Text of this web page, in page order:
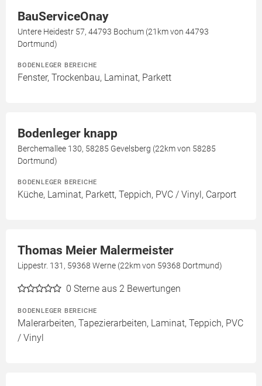
BauServiceOnay
Untere Heidestr 57, 44793 Bochum (21km von 44793
Dortmund)
BODENLEGER BEREICHE
Fenster, Trockenbau, Laminat, Parkett
Bodenleger knapp
Berchemallee 130, 58285 Gevelsberg (22km von 58285
Dortmund)
BODENLEGER BEREICHE
Küche, Laminat, Parkett, Teppich, PVC / Vinyl, Carport
Thomas Meier Malermeister
Lippestr. 131, 59368 Werne (22km von 59368 Dortmund)
0 Sterne aus 2 Bewertungen
BODENLEGER BEREICHE
Malerarbeiten, Tapezierarbeiten, Laminat, Teppich, PVC
/ Vinyl